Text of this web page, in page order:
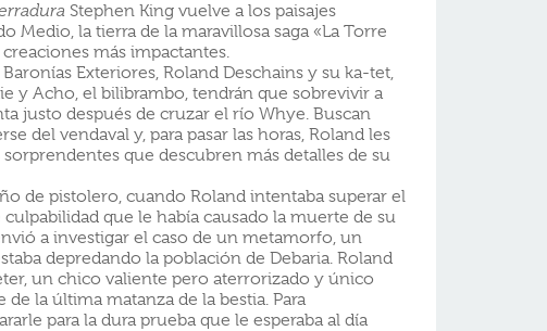
Stephen King vuelve a los paisajes
Medio, la tierra de la maravillosa saga «La Torre
más impactantes.
Exteriores, Roland Deschains y su ka-tet,
y Acho, el bilibrambo, tendrán que sobrevivir a
justo después de cruzar el río Whye. Buscan
del vendaval y, para pasar las horas, Roland les
que descubren más detalles de su
de pistolero, cuando Roland intentaba superar el
que le había causado la muerte de su
a investigar el caso de un metamorfo, un
depredando la población de Debaria. Roland
un chico valiente pero aterrorizado y único
la última matanza de la bestia. Para
para la dura prueba que le esperaba al día